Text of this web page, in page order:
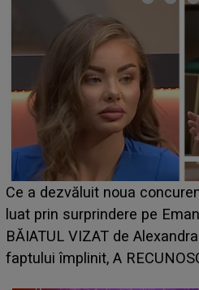
Ce a dezvăluit noua
luat prin surprindere pe
BĂIATUL VIZAT de
faptului împlinit, A